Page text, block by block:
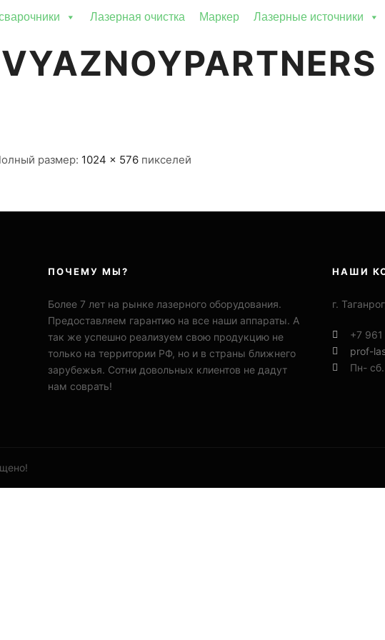
Лазерная очистка Маркер Лазерные источники
размер: 1024 × 576 пикселей
ПОЧЕМУ МЫ?
Более 7 лет на рынке лазерного оборудования.
Предоставляем гарантию на все наши аппараты. А
так же успешно реализуем свою продукцию не
только на территории РФ, но и в страны ближнего
зарубежья. Сотни довольных клиентов не дадут
нам соврать!
НАШИ
г.
+7
prof-
Пн-